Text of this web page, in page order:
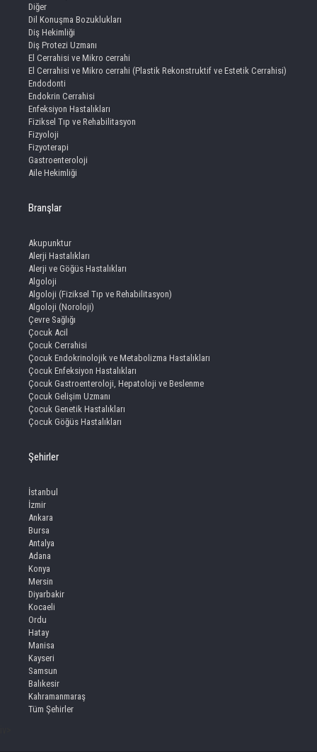
Diğer
Dil Konuşma Bozuklukları
Diş Hekimliği
Diş Protezi Uzmanı
El Cerrahisi ve Mikro cerrahi
El Cerrahisi ve Mikro cerrahi (Plastik Rekonstruktif ve Estetik Cerrahisi)
Endodonti
Endokrin Cerrahisi
Enfeksiyon Hastalıkları
Fiziksel Tıp ve Rehabilitasyon
Fizyoloji
Fizyoterapi
Gastroenteroloji
Aile Hekimliği
Branşlar
Akupunktur
Alerji Hastalıkları
Alerji ve Göğüs Hastalıkları
Algoloji
Algoloji (Fiziksel Tıp ve Rehabilitasyon)
Algoloji (Noroloji)
Çevre Sağlığı
Çocuk Acil
Çocuk Cerrahisi
Çocuk Endokrinolojik ve Metabolizma Hastalıkları
Çocuk Enfeksiyon Hastalıkları
Çocuk Gastroenteroloji, Hepatoloji ve Beslenme
Çocuk Gelişim Uzmanı
Çocuk Genetik Hastalıkları
Çocuk Göğüs Hastalıkları
Şehirler
İstanbul
İzmir
Ankara
Bursa
Antalya
Adana
Konya
Mersin
Diyarbakir
Kocaeli
Ordu
Hatay
Manisa
Kayseri
Samsun
Balıkesir
Kahramanmaraş
Tüm Şehirler